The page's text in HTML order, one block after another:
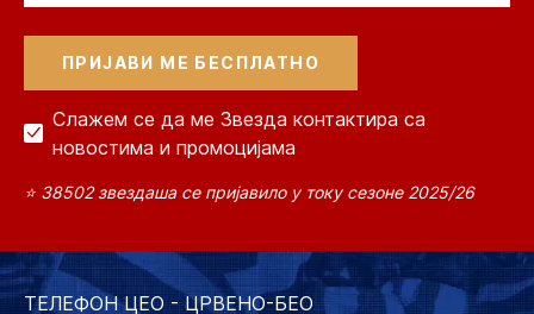
Слажем се да ме Звезда контактира са
новостима и промоцијама
⭐ 38502 звездаша се пријавило у току сезоне 2025/26
ТЕЛЕФОН ЦЕО - ЦРВЕНО-БЕО